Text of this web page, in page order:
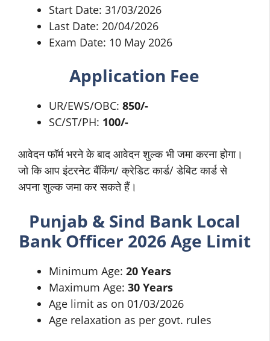
Start Date: 31/03/2026
Last Date: 20/04/2026
Exam Date: 10 May 2026
Application Fee
UR/EWS/OBC: 850/-
SC/ST/PH: 100/-
आवेदन फॉर्म भरने के बाद आवेदन शुल्क भी जमा करना होगा।
जो कि आप इंटरनेट बैंकिंग/ क्रेडिट कार्ड/ डेबिट कार्ड से
अपना शुल्क जमा कर सकते हैं।
Punjab & Sind Bank Local
Bank Officer 2026 Age Limit
Minimum Age: 20 Years
Maximum Age: 30 Years
Age limit as on 01/03/2026
Age relaxation as per govt. rules